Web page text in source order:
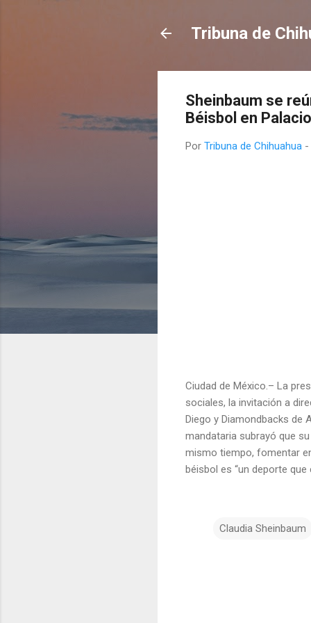
Tribuna de
Sheinbaum se
Béisbol en
Por Tribuna de Chihuahua -
Ciudad de México.– La
sociales, la invitación a
Diego y Diamondbacks de
mandataria subrayó que
mismo tiempo, fomentar
béisbol es “un deporte que
Claudia Sheinbaum